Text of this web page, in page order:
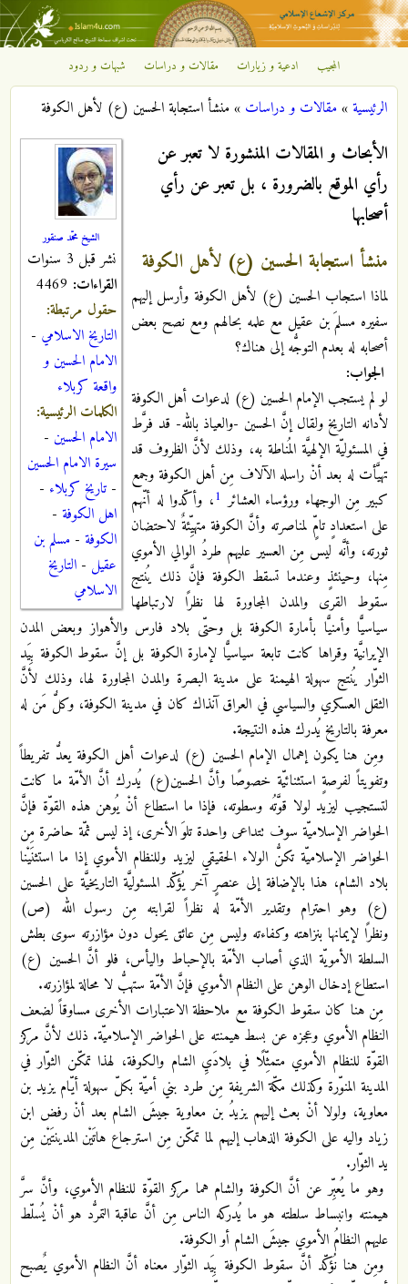
تجاوز إلى المحتوى الرئيسي
مركز
الإشعاع
الإسلامي
المجيب ادعية و زيارات مقالات و دراسات شبهات و ردود
أنت هنا
الرئيسية»مقالات و دراسات »منشأ استجابة الحسين (ع) لأهل الكوفة
الشيخ محمّد صنقور
نشر قبل 3 سنوات
القراءات:
حقول مرتبطة:
التاريخ الاسلامي -
الامام الحسين و
واقعة كربلاء
الكلمات الرئيسية:
الامام الحسين -
سيرة الامام الحسين
- تاريخ كربلاء -
اهل الكوفة -
الكوفة - مسلم بن
عقيل - التاريخ
الاسلامي
الأبحاث و المقالات المنشورة لا تعبر عن
رأي الموقع بالضرورة ، بل تعبر عن رأي
أصحابها
منشأ استجابة الحسين (ع) لأهل الكوفة
لماذا استجاب الحسين (ع) لأهل الكوفة وأرسل إليهم
سفيره مسلمَ بن عقيل مع علمه بحالهم ومع نصح بعض
أصحابه له بعدم التوجُّه إلى هناك؟
الجواب:
لو لم يستجب الإمام الحسين (ع) لدعوات أهل الكوفة
لأدانه التاريخ ولقال إنَّ الحسين -والعياذ بالله- قد فرَّط
في المسئوليّة الإلهيَّة المُناطة به، وذلك لأنَّ الظروف قد
تهيَّأت له بعد أنْ راسله الآلاف مِن أهل الكوفة وجمع
كبير مِن الوجهاء ورؤساء العشائر 1، وأكّدوا له أنّهم
على استعدادٍ تامٍّ لمناصرته وأنَّ الكوفة متهيِّئةٌ لاحتضان
ثورته، وأنَّه ليس مِن العسير عليهم طردُ الوالي الأموي
مِنها، وحينئذٍ وعندما تسقط الكوفة فإنَّ ذلك يُنتج
سقوط القرى والمدن المجاورة لها نظرًا لارتباطها
سياسيًّا وأمنيًّا بأمارة الكوفة بل وحتّى بلاد فارس والأهواز وبعض المدن
الإيرانيَّة وقراها كانت تابعة سياسيًّا لإمارة الكوفة بل إنَّ سقوط الكوفة بِيَد
الثوّار يُنتج سهولة الهيمنة على مدينة البصرة والمدن المجاورة لها، وذلك لأنَّ
الثقل العسكري والسياسي في العراق آنذاك كان في مدينة الكوفة، وكلُّ مَن له
معرفة بالتاريخ يُدرك هذه النتيجة.
ومِن هنا يكون إهمال الإمام الحسين (ع) لدعوات أهل الكوفة يعدُّ تفريطاً
وتفويتاً لفرصةٍ استثنائيّة خصوصًا وأنَّ الحسين(ع) يُدرك أنَّ الأمّة ما كانت
لتستجيب ليزيد لولا قوَّتُه وسطوته، فإذا ما استطاع أنْ يُوهن هذه القوّة فإنَّ
الحواضر الإسلاميّة سوف تتداعى واحدة تلوَ الأخرى، إذ ليس ثمّة حاضرة مِن
الحواضر الإسلاميّة تكنُّ الولاء الحقيقي ليزيد وللنظام الأموي إذا ما استثنَيْنا
بلاد الشام، هذا بالإضافة إلى عنصرٍ آخر يُؤكّد المسئوليَّة التاريخيَّة على الحسين
(ع) وهو احترام وتقدير الأمّة له نظراً لقرابته مِن رسول الله (ص)
ونظرًا لإيمانها بنزاهته وكفاءته وليس مِن عائق يحول دون مؤازرته سوى بطش
السلطة الأمويّة الذي أصاب الأمّة بالإحباط واليأس، فلو أنَّ الحسين (ع)
استطاع إدخال الوهن على النظام الأموي فإنَّ الأمّة ستهبُّ لا محالة لمؤازرته.
مِن هنا كان سقوط الكوفة مع ملاحظة الاعتبارات الأخرى مساوقاً لضعف
النظام الأموي وعجزه عن بسط هيمنته على الحواضر الإسلاميّة. ذلك لأنَّ مركز
القوّة للنظام الأموي متمثِّلًا في بلادَيِ الشام والكوفة، لهذا تمكّن الثوّار في
المدينة المنوّرة وكذلك مكّة الشريفة مِن طرد بني أميّة بكلّ سهولة أيّام يزيد بن
معاوية، ولولا أنْ بعث إليهم يزيدُ بن معاوية جيشَ الشام بعد أنْ رفض ابن
زياد واليه على الكوفة الذهاب إليهم لما تمكّن مِن استرجاع هاتَيْن المدينتَيْن مِن
يد الثوّار.
وهو ما يُعبِّر عن أنَّ الكوفة والشام هما مركز القوّة للنظام الأموي، وأنَّ سرَّ
هيمنته وانبساط سلطته هو ما يُدركه الناس مِن أنَّ عاقبة التمرُّد هو أنْ يُسلّط
عليهم النظامُ الأموي جيشَ الشام أو الكوفة.
ومِن هنا نُؤكّد أنَّ سقوط الكوفة بِيَد الثوّار معناه أنَّ النظام الأموي يٌصبح